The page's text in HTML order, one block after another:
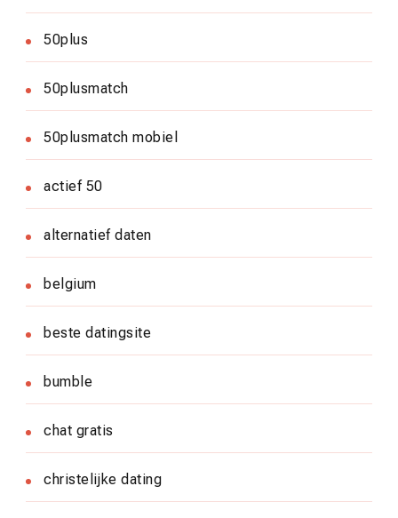
50plus
50plusmatch
50plusmatch mobiel
actief 50
alternatief daten
belgium
beste datingsite
bumble
chat gratis
christelijke dating